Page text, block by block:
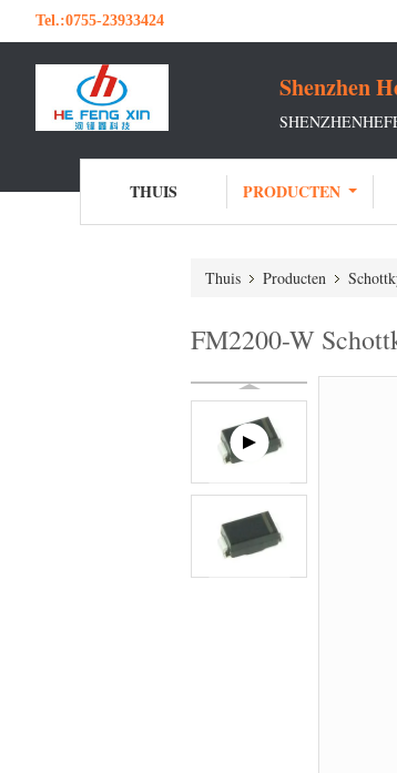
Tel.:0755-23933424
Shenzhen
THUIS PRODUCTEN
Thuis Producten
FM2200-W